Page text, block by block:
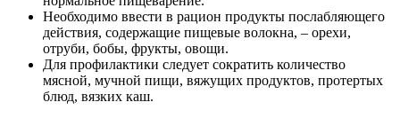
Необходимо ввести в рацион продукты послабляющего
действия, содержащие пищевые волокна, – орехи,
отруби, бобы, фрукты, овощи.
Для профилактики следует сократить количество
мясной, мучной пищи, вяжущих продуктов, протертых
блюд, вязких каш.